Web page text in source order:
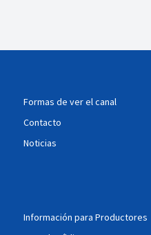
Formas de ver el canal
Contacto
Noticias
Información para Productores